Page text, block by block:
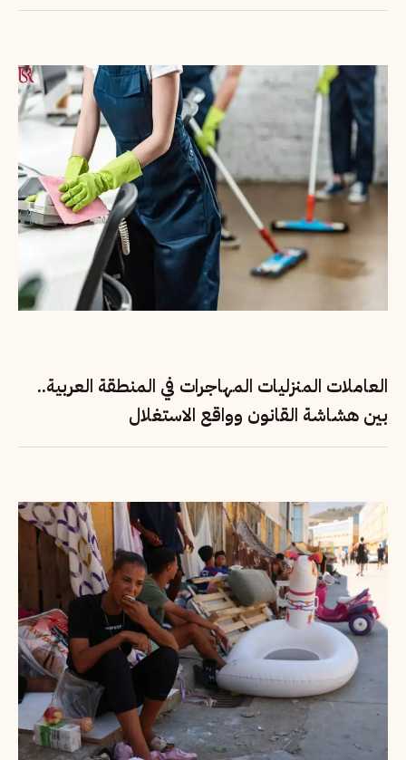
العاملات المنزليات المهاجرات في المنطقة العربية..
بين هشاشة القانون وواقع الاستغلال